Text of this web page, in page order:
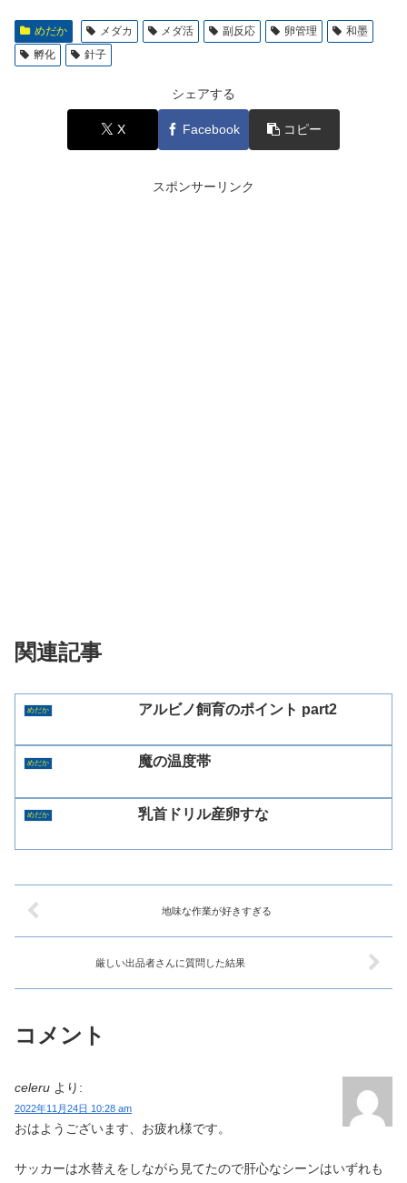
めだか メダカ メダ活 副反応 卵管理
和墨
孵化
針子
シェアする
X Facebook コピー
スポンサーリンク
関連記事
めだか アルビノ飼育のポイント part2
めだか 魔の温度帯
めだか 乳首ドリル産卵すな
地味な作業が好きすぎる
厳しい出品者さんに質問した結果
コメント
celeru より:
2022年11月24日 10:28 am
おはようございます、お疲れ様です。
サッカーは水替えをしながら見てたので肝心なシーンはいずれも